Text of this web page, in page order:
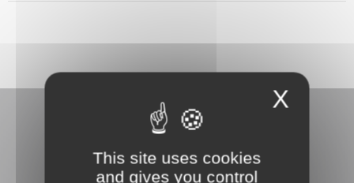
X
This site uses cookies
and gives you control